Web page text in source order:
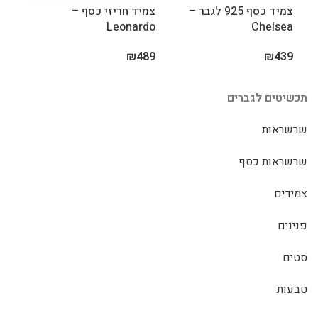
צמיד כסף 925 לגבר –
Chelsea
₪439
צמיד חריזי כסף –
Leonardo
₪489
תכשיטים לגברים
שרשראות
שרשראות כסף
צמידים
פנינים
סטים
טבעות